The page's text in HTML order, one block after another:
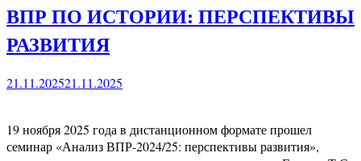
ВПР ПО ИСТОРИИ: ПЕРСПЕКТИВЫ
РАЗВИТИЯ
21.11.202521.11.2025
19 ноября 2025 года в дистанционном формате прошел
семинар «Анализ ВПР-2024/25: перспективы развития»,